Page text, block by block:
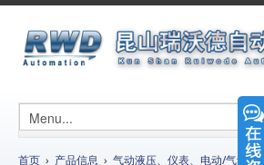
首页 › 产品信息 › 气动液压、仪表、电动/气动工